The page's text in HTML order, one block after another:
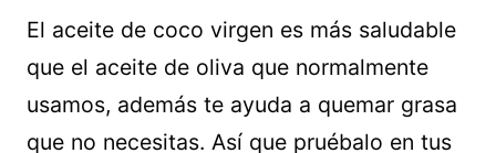
El aceite de coco virgen es más saludable
que el aceite de oliva que normalmente
usamos, además te ayuda a quemar grasa
que no necesitas. Así que pruébalo en tus